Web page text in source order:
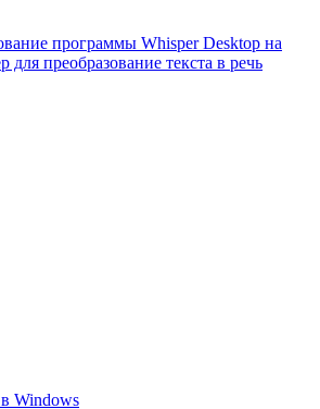
программы Whisper Desktop на
преобразование текста в речь
Windows